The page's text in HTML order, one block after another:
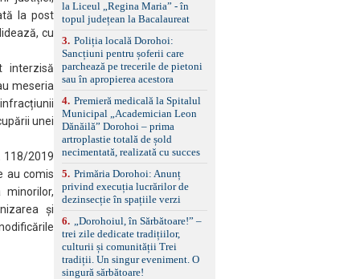
la post
cu
interzisă
meseria
unei
118/2019
au comis
și
panoramică, geamuri
spate fumurii Carlig de
remorcare Bonus: -
Covorașe textile montate
pe mașină. -Ofer și un
set de covorașe din
împreună cu un set de
anvelope de iarnă.
la Liceul „Regina Maria” - în
topul județean la Bacalaureat
3. Poliția locală Dorohoi:
Sancțiuni pentru șoferii care
parchează pe trecerile de pietoni
sau în apropierea acestora
4. Premieră medicală la Spitalul
Municipal „Academician Leon
Dănăilă” Dorohoi – prima
artroplastie totală de șold
necimentată, realizată cu succes
5. Primăria Dorohoi: Anunț
privind execuția lucrărilor de
dezinsecție în spațiile verzi
6.
„Dorohoiul, în Sărbătoare!” –
trei zile dedicate tradițiilor,
culturii și comunității Trei
tradiții. Un singur eveniment. O
singură sărbătoare!